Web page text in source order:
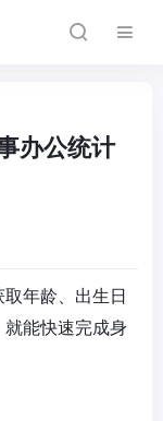
办公统计
年龄、出生日
能快速完成身